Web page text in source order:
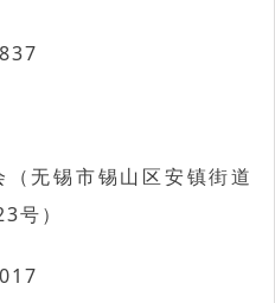
无锡市锡山区安镇街道
号）